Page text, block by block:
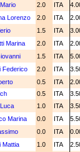
2.0 ITA
Lorenzo 2.0 ITA
1.5 ITA
Marina 2.0 ITA
1.5 ITA
Federico 2.0 ITA
0.5 ITA
0.5 ITA
1.0 ITA
Marina 0.0 ITA
0.0 ITA
Mattia 1.0 ITA